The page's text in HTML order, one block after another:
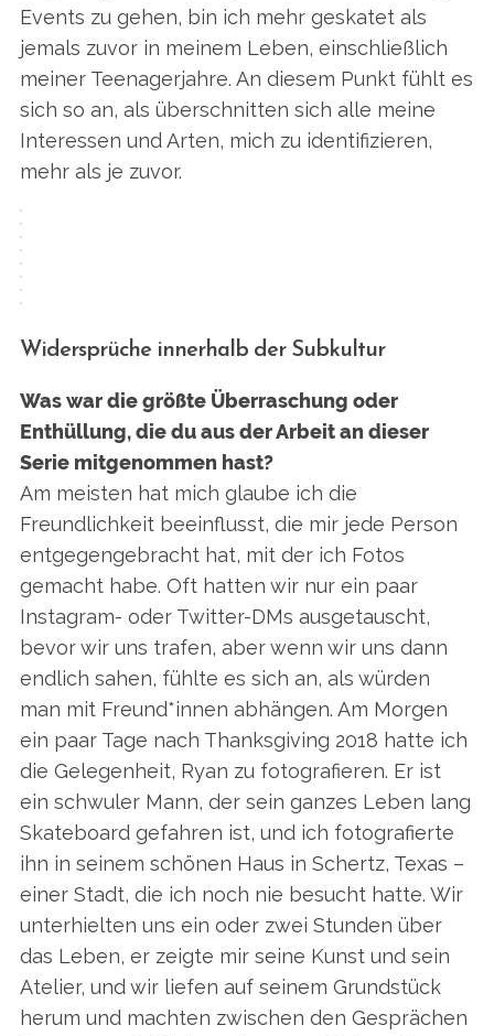
Events zu gehen, bin ich mehr geskatet als
jemals zuvor in meinem Leben, einschließlich
meiner Teenagerjahre. An diesem Punkt fühlt es
sich so an, als überschnitten sich alle meine
Interessen und Arten, mich zu identifizieren,
mehr als je zuvor.
Widersprüche innerhalb der Subkultur
Was war die größte Überraschung oder
Enthüllung, die du aus der Arbeit an dieser
Serie mitgenommen hast?
Am meisten hat mich glaube ich die
Freundlichkeit beeinflusst, die mir jede Person
entgegengebracht hat, mit der ich Fotos
gemacht habe. Oft hatten wir nur ein paar
Instagram- oder Twitter-DMs ausgetauscht,
bevor wir uns trafen, aber wenn wir uns dann
endlich sahen, fühlte es sich an, als würden
man mit Freund*innen abhängen. Am Morgen
ein paar Tage nach Thanksgiving 2018 hatte ich
die Gelegenheit, Ryan zu fotografieren. Er ist
ein schwuler Mann, der sein ganzes Leben lang
Skateboard gefahren ist, und ich fotografierte
ihn in seinem schönen Haus in Schertz, Texas –
einer Stadt, die ich noch nie besucht hatte. Wir
unterhielten uns ein oder zwei Stunden über
das Leben, er zeigte mir seine Kunst und sein
Atelier, und wir liefen auf seinem Grundstück
herum und machten zwischen den Gesprächen